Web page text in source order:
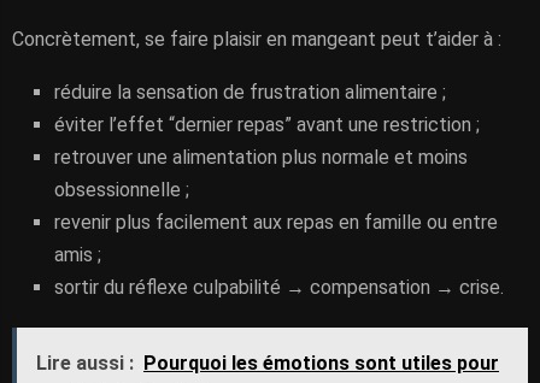
Concrètement, se faire plaisir en mangeant peut t’aider à :
réduire la sensation de frustration alimentaire ;
éviter l’effet “dernier repas” avant une restriction ;
retrouver une alimentation plus normale et moins
obsessionnelle ;
revenir plus facilement aux repas en famille ou entre
amis ;
sortir du réflexe culpabilité → compensation → crise.
Lire aussi : Pourquoi les émotions sont utiles pour